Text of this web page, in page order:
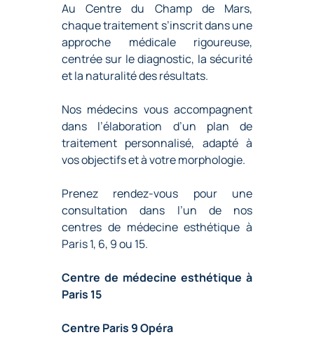
Au Centre du Champ de Mars,
chaque traitement s’inscrit dans une
approche médicale rigoureuse,
centrée sur le diagnostic, la sécurité
et la naturalité des résultats.
Nos médecins vous accompagnent
dans l’élaboration d’un plan de
traitement personnalisé, adapté à
vos objectifs et à votre morphologie.
Prenez rendez-vous pour une
consultation dans l’un de nos
centres de médecine esthétique à
Paris1, 6, 9 ou 15.
Centre de médecine esthétique à
Paris 15
Centre Paris 9 Opéra